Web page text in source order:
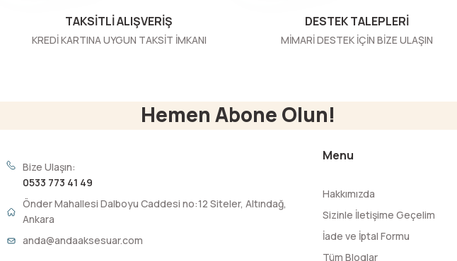
TAKSİTLİ ALIŞVERİŞ
KREDİ KARTINA UYGUN TAKSİT İMKANI
DESTEK TALEPLERİ
MİMARİ DESTEK İÇİN BİZE ULAŞIN
Hemen Abone Olun!
Bize Ulaşın:
0533 773 41 49
Önder Mahallesi Dalboyu Caddesi no:12 Siteler, Altındağ,
Ankara
anda@andaaksesuar.com
Menu
Hakkımızda
Sizinle İletişime Geçelim
İade ve İptal Formu
Tüm Bloglar